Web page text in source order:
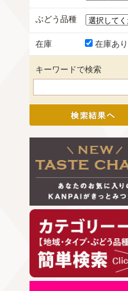
ぶどう品種
在庫 在庫あり
キーワードで検索